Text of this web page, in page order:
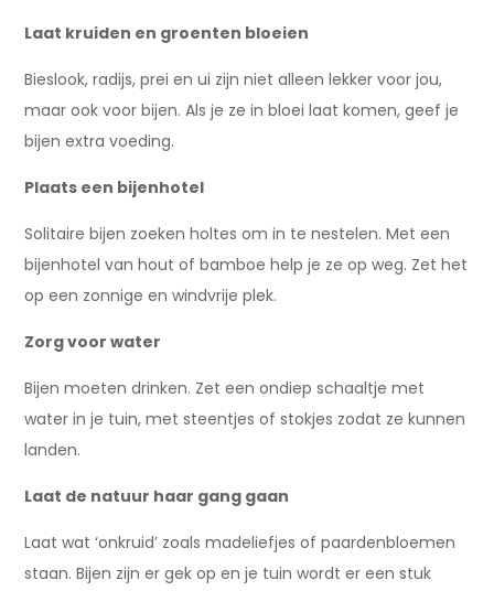
Laat kruiden en groenten bloeien
Bieslook, radijs, prei en ui zijn niet alleen lekker voor jou,
maar ook voor bijen. Als je ze in bloei laat komen, geef je
bijen extra voeding.
Plaats een bijenhotel
Solitaire bijen zoeken holtes om in te nestelen. Met een
bijenhotel van hout of bamboe help je ze op weg. Zet het
op een zonnige en windvrije plek.
Zorg voor water
Bijen moeten drinken. Zet een ondiep schaaltje met
water in je tuin, met steentjes of stokjes zodat ze kunnen
landen.
Laat de natuur haar gang gaan
Laat wat ‘onkruid’ zoals madeliefjes of paardenbloemen
staan. Bijen zijn er gek op en je tuin wordt er een stuk